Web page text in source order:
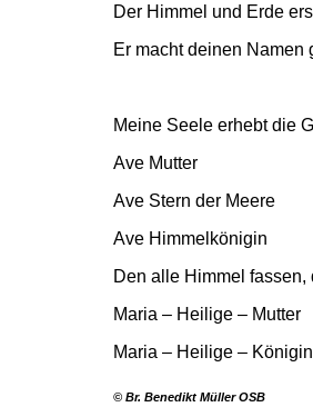
Der Himmel und Erde
Er macht deinen Namen
Meine Seele erhebt die
Ave Mutter
Ave Stern der Meere
Ave Himmelkönigin
Den alle Himmel fassen,
Maria – Heilige – Mutter
Maria – Heilige – Königin
© Br. Benedikt Müller OSB